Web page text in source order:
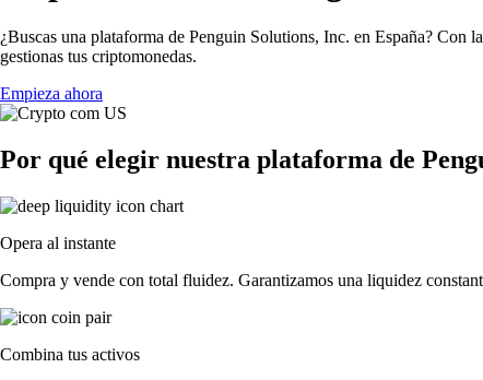
¿Buscas una plataforma de Penguin Solutions, Inc. en España?
gestionas tus criptomonedas.
Empieza ahora
Por qué elegir nuestra plataforma de
Opera al instante
Compra y vende con total fluidez. Garantizamos una liquidez
Combina tus activos